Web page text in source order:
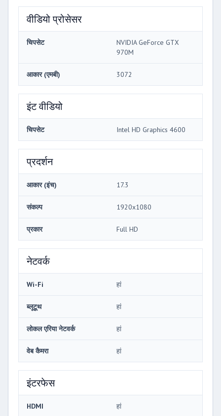
वीडियो प्रोसेसर
चिपसेट
NVIDIA GeForce GTX
970M
आकार (एमबी) 3072
इंट वीडियो
चिपसेट Intel HD Graphics 4600
प्रदर्शन
आकार (इंच) 17.3
संकल्प 1920x1080
प्रकार Full HD
नेटवर्क
Wi-Fi हां
ब्लूटूथ हां
लोकल एरिया नेटवर्क हां
वेब कैमरा हां
इंटरफेस
HDMI हां